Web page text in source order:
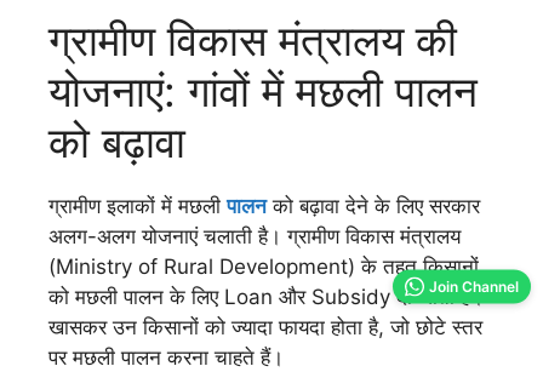
ग्रामीण विकास मंत्रालय की
योजनाएं: गांवों में मछली पालन
को बढ़ावा
ग्रामीण इलाकों में मछलीपालनको बढ़ावा देने के लिए सरकार
अलग-अलग योजनाएं चलाती है। ग्रामीण विकास मंत्रालय
(Ministry of Rural Development) के तहत किसानों
को मछली पालन के लिए Loan और Subsidy दी जाती है।
खासकर उन किसानों को ज्यादा फायदा होता है, जो छोटे स्तर
पर मछली पालन करना चाहते हैं।
Join Channel